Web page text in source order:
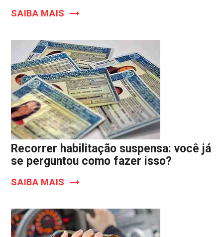
SAIBA MAIS
Recorrer habilitação suspensa: você já
se perguntou como fazer isso?
SAIBA MAIS